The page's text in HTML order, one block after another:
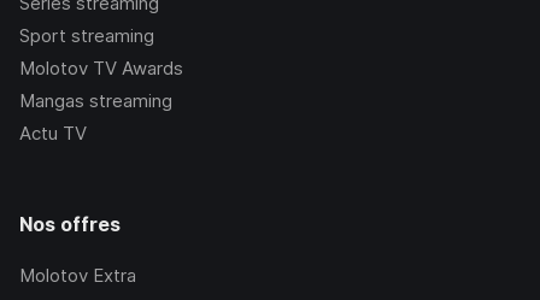
Sport streaming
Molotov TV Awards
Mangas streaming
Actu TV
Nos offres
Molotov Extra